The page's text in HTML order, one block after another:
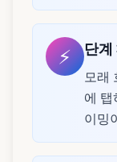
⚡ 단계
모래
에
이밍